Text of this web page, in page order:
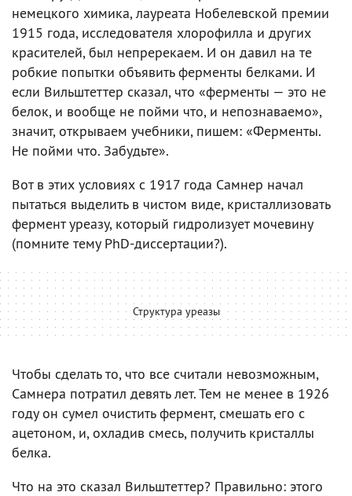
немецкого химика, лауреата Нобелевской премии
1915 года, исследователя хлорофилла и других
красителей, был непререкаем. И он давил на те
робкие попытки объявить ферменты белками. И
если Вильштеттер сказал, что «ферменты — это не
белок, и вообще не пойми что, и непознаваемо»,
значит, открываем учебники, пишем: «Ферменты.
Не пойми что. Забудьте».
Вот в этих условиях с 1917 года Самнер начал
пытаться выделить в чистом виде, кристаллизовать
фермент уреазу, который гидролизует мочевину
(помните тему PhD-диссертации?).
Структура уреазы
Чтобы сделать то, что все считали невозможным,
Самнера потратил девять лет. Тем не менее в 1926
году он сумел очистить фермент, смешать его с
ацетоном, и, охладив смесь, получить кристаллы
белка.
Что на это сказал Вильштеттер? Правильно: этого